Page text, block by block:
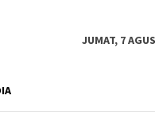
JUMAT, 7